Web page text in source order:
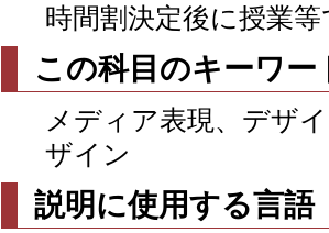
時間割決定後に授業
この科目のキーワー
メディア表現、デザ
ザイン
説明に使用する言語